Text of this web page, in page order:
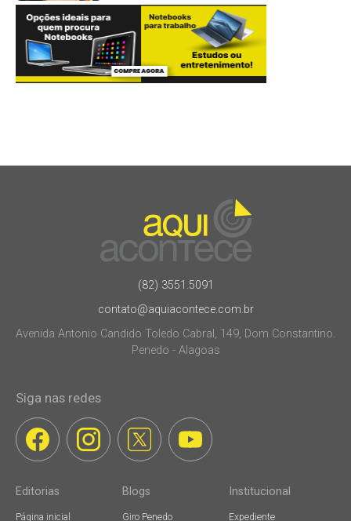
(82) 3551.5091
contato@aquiacontece.com.br
Avenida Antonio Candido Toledo Cabral, 149, Dom Constantino.
Penedo - Alagoas
Siga nas redes
Editorias
Página inicial
Blogs
Giro Penedo
Institucional
Expediente